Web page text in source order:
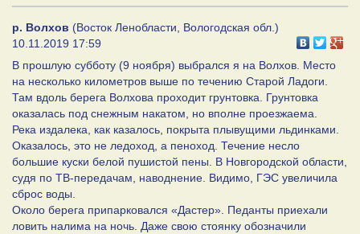
р. Волхов (Восток Ленобласти, Вологодская обл.)
10.11.2019 17:59
В прошлую субботу (9 ноября) выбрался я на Волхов. Место
на несколько километров выше по течению Старой Ладоги.
Там вдоль берега Волхова проходит грунтовка. Грунтовка
оказалась под снежным накатом, но вполне проезжаема.
Река издалека, как казалось, покрыта плывущими льдинками.
Оказалось, это не ледоход, а пеноход. Течение несло
большие куски белой пушистой пены. В Новгородской области,
судя по ТВ-передачам, наводнение. Видимо, ГЭС увеличила
сброс воды.
Около берега припарковался «Дастер». Педанты приехали
ловить налима на ночь. Даже свою стоянку обозначили